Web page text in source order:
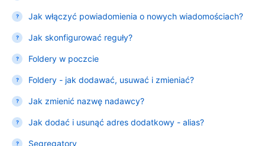
Jak włączyć powiadomienia o nowych wiadomościach?
Jak skonfigurować reguły?
Foldery w poczcie
Foldery - jak dodawać, usuwać i zmieniać?
Jak zmienić nazwę nadawcy?
Jak dodać i usunąć adres dodatkowy - alias?
Segregatory